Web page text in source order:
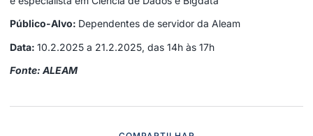
Público-Alvo: Dependentes de servidor da Aleam
Data: 10.2.2025 a 21.2.2025, das 14h às 17h
Fonte: ALEAM